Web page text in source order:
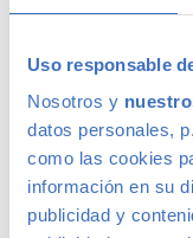
Uso responsable
Nosotros y
datos personales,
como las cookies
información en su
publicidad y
+2
FORD KUGA
Kuga Trend 2.0